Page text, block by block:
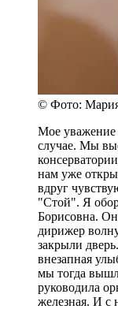
© Фото: Мария
Мое уважение
случае. Мы
нам уже
вдруг
"Стой". Я
Борисовна.
дирижер
закрыли
внезапная
мы тогда
руководила
железная. И с